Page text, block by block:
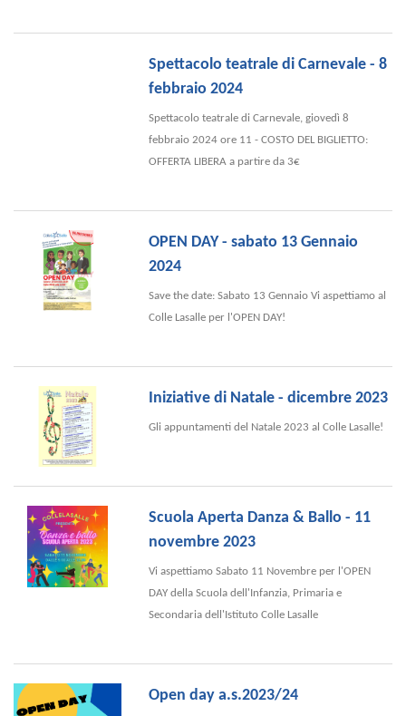
Spettacolo teatrale di Carnevale - 8
febbraio 2024
Spettacolo teatrale di Carnevale, giovedì 8
febbraio 2024 ore 11 - COSTO DEL BIGLIETTO:
OFFERTA LIBERA a partire da 3€
OPEN DAY - sabato 13 Gennaio
2024
Save the date: Sabato 13 Gennaio Vi aspettiamo al
Colle Lasalle per l'OPEN DAY!
Iniziative di Natale - dicembre 2023
Gli appuntamenti del Natale 2023 al Colle Lasalle!
Scuola Aperta Danza & Ballo - 11
novembre 2023
Vi aspettiamo Sabato 11 Novembre per l'OPEN
DAY della Scuola dell'Infanzia, Primaria e
Secondaria dell'Istituto Colle Lasalle
Open day a.s.2023/24